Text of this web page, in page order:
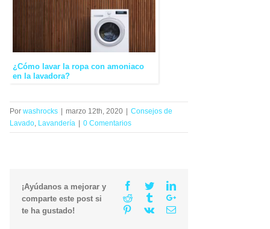
¿Cómo lavar la ropa con amoniaco
en la lavadora?
Por washrocks | marzo 12th, 2020 | Consejos de
Lavado, Lavandería | 0 Comentarios
¡Ayúdanos a mejorar y
comparte este post si
te ha gustado!
Facebook
TwitterLinkedin
Reddit
TumblrGoogle+
Pinterest
Vk Email